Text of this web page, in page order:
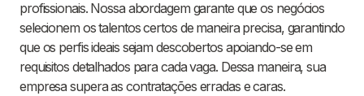
profissionais. Nossa abordagem garante que os negócios
selecionem os talentos certos de maneira precisa, garantindo
que os perfis ideais sejam descobertos apoiando-se em
requisitos detalhados para cada vaga. Dessa maneira, sua
empresa supera as contratações erradas e caras.